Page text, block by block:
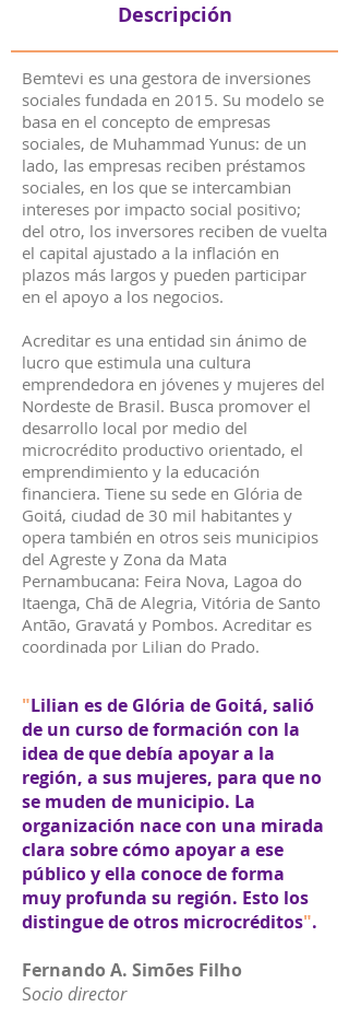
Descripción
Bemtevi es una gestora de inversiones
sociales fundada en 2015. Su modelo se
basa en el concepto de empresas
sociales, de Muhammad Yunus: de un
lado, las empresas reciben préstamos
sociales, en los que se intercambian
intereses por impacto social positivo;
del otro, los inversores reciben de vuelta
el capital ajustado a la inflación en
plazos más largos y pueden participar
en el apoyo a los negocios.
Acreditar es una entidad sin ánimo de
lucro que estimula una cultura
emprendedora en jóvenes y mujeres del
Nordeste de Brasil. Busca promover el
desarrollo local por medio del
microcrédito productivo orientado, el
emprendimiento y la educación
financiera. Tiene su sede en Glória de
Goitá, ciudad de 30 mil habitantes y
opera también en otros seis municipios
del Agreste y Zona da Mata
Pernambucana: Feira Nova, Lagoa do
Itaenga, Chã de Alegria, Vitória de Santo
Antão, Gravatá y Pombos. Acreditar es
coordinada por Lilian do Prado.
"Lilian es de Glória de Goitá, salió
de un curso de formación con la
idea de que debía apoyar a la
región, a sus mujeres, para que no
se muden de municipio. La
organización nace con una mirada
clara sobre cómo apoyar a ese
público y ella conoce de forma
muy profunda su región. Esto los
distingue de otros microcréditos".
Fernando A. Simões Filho
Socio director